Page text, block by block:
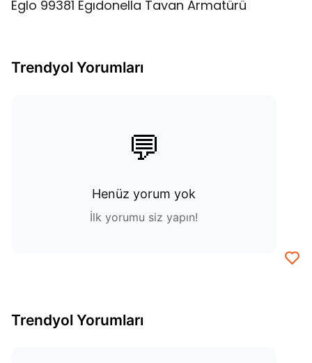
Eglo 99381 Egıdonella Tavan Armatürü
Trendyol Yorumları
💬
Henüz yorum yok
İlk yorumu siz yapın!
Trendyol Yorumları